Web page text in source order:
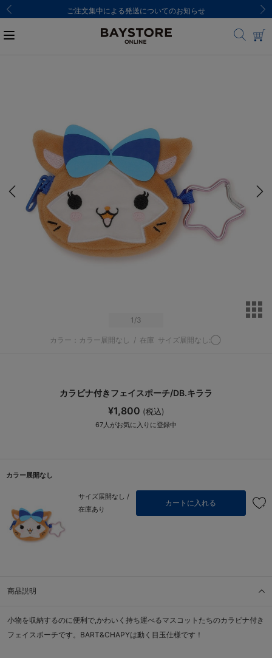
ご注文集中による発送についてのお知らせ
1 /3
カラー：カラー展開なし / 在庫 サイズ展開なし:◯
カラビナ付きフェイスポーチ/DB.キララ
¥1,800 (税込)
67人がお気に入りに登録中
カラー展開なし
サイズ展開なし /
在庫あり
カートに入れる
商品説明
小物を収納するのに便利で,かわいく持ち運べるマスコットたちのカラビナ付き
フェイスポーチです。BART&CHAPYは動く目玉仕様です！